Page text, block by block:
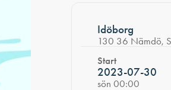
Idöborg
130 36 Nämdö,
Start
2023-07-30
sön 00:00